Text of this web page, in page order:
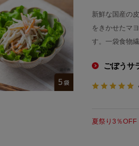
新鮮な国産の
をきかせたマ
す。一袋食物
ごぼうサ
夏祭り3％OFF